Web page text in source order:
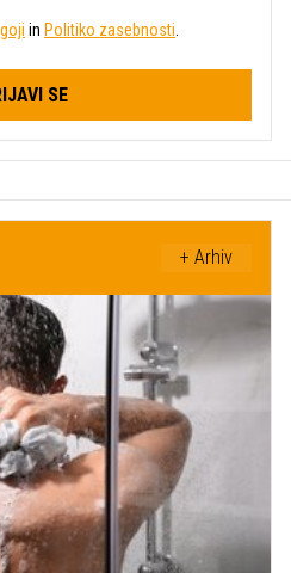
in Politiko zasebnosti.
SE
+ Arhiv